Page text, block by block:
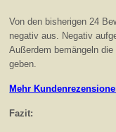
Von den bisherigen 24
negativ aus. Negativ
Außerdem bemängeln
geben.
Mehr
Fazit: